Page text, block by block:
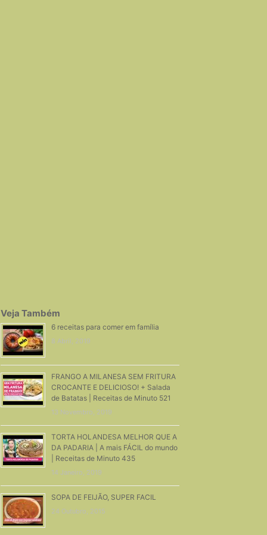
Veja Também
6 receitas para comer em família
8 Abril, 2019
FRANGO A MILANESA SEM FRITURA
CROCANTE E DELICIOSO! + Salada
de Batatas | Receitas de Minuto 521
13 Novembro, 2019
TORTA HOLANDESA MELHOR QUE A
DA PADARIA | A mais FÁCIL do mundo
| Receitas de Minuto 435
14 Janeiro, 2019
SOPA DE FEIJÃO, SUPER FACIL
24 Outubro, 2015